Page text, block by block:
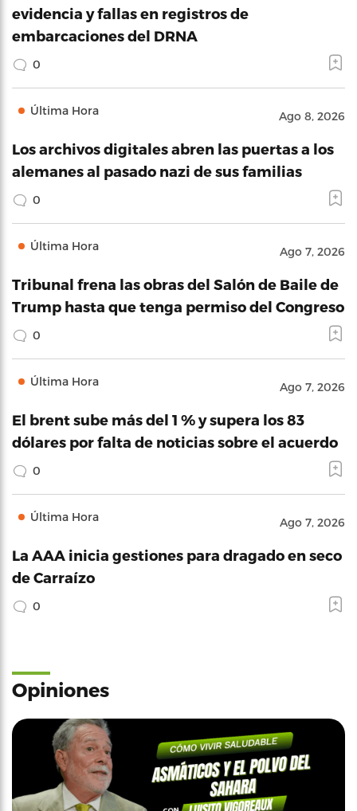
evidencia y fallas en registros de
embarcaciones del DRNA
0
Última Hora Ago 8, 2026
Los archivos digitales abren las puertas a los
alemanes al pasado nazi de sus familias
0
Última Hora Ago 7, 2026
Tribunal frena las obras del Salón de Baile de
Trump hasta que tenga permiso del Congreso
0
Última Hora Ago 7, 2026
El brent sube más del 1 % y supera los 83
dólares por falta de noticias sobre el acuerdo
0
Última Hora Ago 7, 2026
La AAA inicia gestiones para dragado en seco
de Carraízo
0
Opiniones